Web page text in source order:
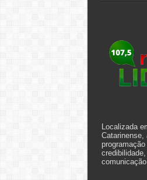
Localizada
Catarinense,